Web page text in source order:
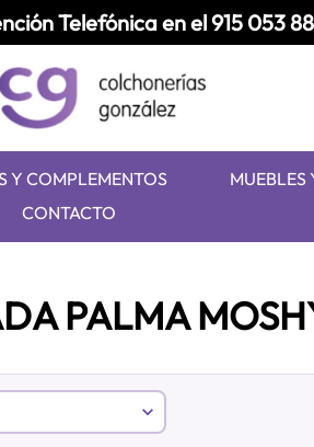
Telefónica en el915 053
Y COMPLEMENTOS MUEBLES
CONTACTO
PALMA